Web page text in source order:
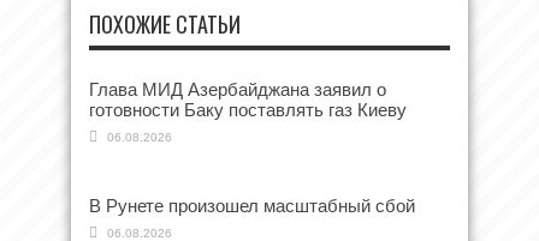
ПОХОЖИЕ СТАТЬИ
Глава МИД Азербайджана заявил о
готовности Баку поставлять газ Киеву
06.08.2026
В Рунете произошел масштабный сбой
06.08.2026